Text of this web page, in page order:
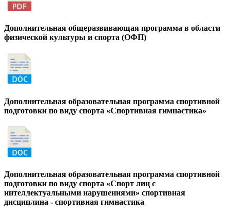
Дополнительная общеразвивающая программа в области
физической культуры и спорта (ОФП)
Дополнительная образовательная программа спортивной
подготовки по виду спорта «Спортивная гимнастика»
Дополнительная образовательная программа спортивной
подготовки по виду спорта «Спорт лиц с
интеллектуальными нарушениями» спортивная
дисциплина - спортивная гимнастика